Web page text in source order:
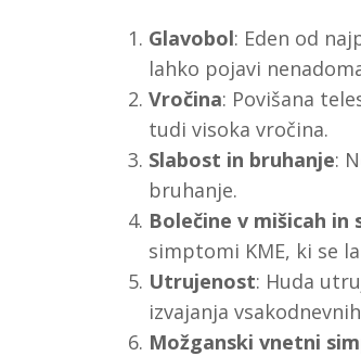
Glavobol: Eden od
lahko pojavi
Vročina: Povišana
tudi visoka vročina.
Slabost in bruhanje:
bruhanje.
Bolečine v mišicah in
simptomi KME, ki se
Utrujenost: Huda
izvajanja
Možganski vnetni